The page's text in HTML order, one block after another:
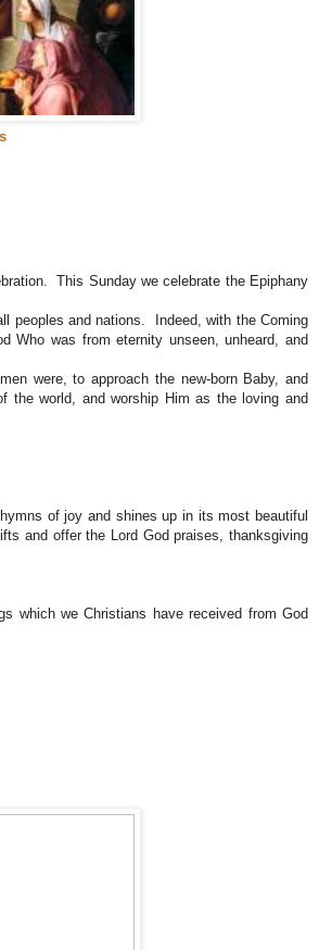
This Sunday we celebrate the Epiphany
peoples and nations. Indeed, with the Coming
Who was from eternity unseen, unheard, and
were, to approach the new-born Baby, and
world, and worship Him as the loving and
of joy and shines up in its most beautiful
and offer the Lord God praises, thanksgiving
which we Christians have received from God